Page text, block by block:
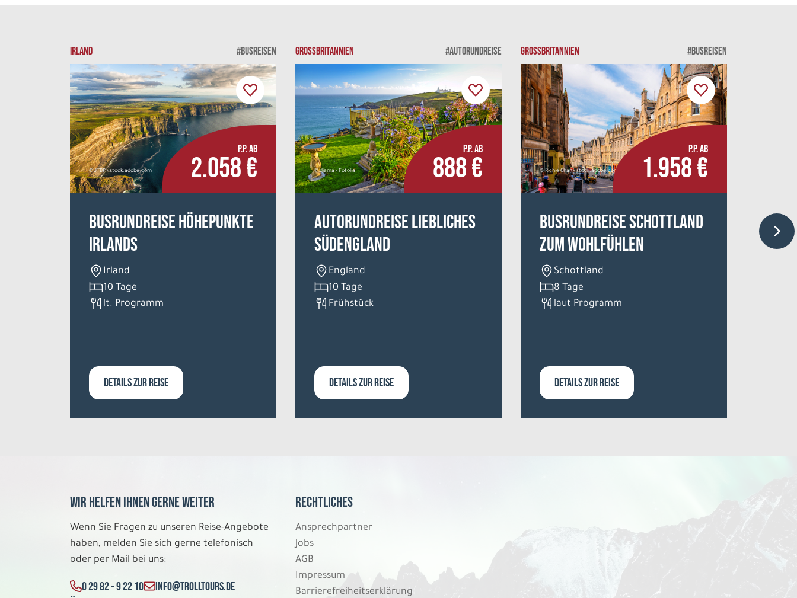
IRLAND #BUSREISEN
©UTBP - stock.adobe.com
P.P. AB
2.058 €
Busrundreise Höhepunkte
Irlands
Irland
10 Tage
lt. Programm
DETAILS ZUR REISE
GROSSBRITANNIEN #AUTORUNDREISE
© djama - Fotolia
P.P. AB
888 €
Autorundreise Liebliches
Südengland
England
10 Tage
Frühstück
DETAILS ZUR REISE
GROSSBRITANNIEN #BUSREISEN
© Richie Chan - stock.adobe.com
P.P. AB
1.958 €
Busrundreise Schottland
zum Wohlfühlen
Schottland
8 Tage
laut Programm
DETAILS ZUR REISE
Wir helfen Ihnen gerne weiter
Wenn Sie Fragen zu unseren Reise-Angebote
haben, melden Sie sich gerne telefonisch
oder per Mail bei uns:
0 29 82 – 9 22 10 INFO@TROLLTOURS.DE
Rechtliches
Ansprechpartner
Jobs
AGB
Impressum
Barrierefreiheitserklärung